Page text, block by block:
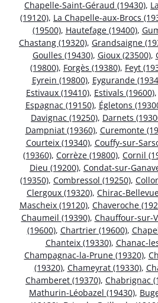
Chapelle-Saint-Géraud (19430),
(19120), La Chapelle-aux-Brocs
(19500), Hautefage (19400),
Chastang (19320), Grandsaigne
Goulles (19430), Gioux (23500),
(19800), Forgès (19380), Feyt
Eyrein (19800), Eygurande
Estivaux (19410), Estivals (19600),
Espagnac (19150), Égletons
Davignac (19250), Darnets
Dampniat (19360), Curemonte
Courteix (19340), Couffy-sur-
(19360), Corrèze (19800), Cornil
Dieu (19200), Condat-sur-
(19350), Combressol (19250),
Clergoux (19320), Chirac-
Mascheix (19120), Chaveroche
Chaumeil (19390), Chauffour-sur-
(19600), Chartrier (19600),
Chanteix (19330), Chanac-
Champagnac-la-Prune (19320),
(19320), Chameyrat (19330),
Chamberet (19370), Chabrignac
Mathurin-Léobazel (19430),